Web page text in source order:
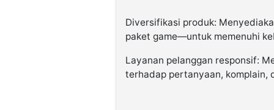
Diversifikasi produk:
paket game—untuk memenuhi
Layanan pelanggan responsif:
terhadap pertanyaan, komplain,